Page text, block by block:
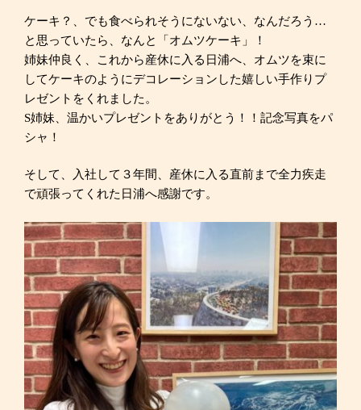
ケーキ？、でも食べられそうにないない、なんだろう…
と思っていたら、なんと「オムツケーキ」！
姉妹仲良く、これから産休に入る日浦へ、オムツを束に
してケーキのようにデコレーションした嬉しい手作りプ
レゼントをくれました。
S姉妹、温かいプレゼントをありがとう！！記念写真をパ
シャ！
そして、入社して３年間、産休に入る直前まで全力疾走
で頑張ってくれた日浦へ感謝です。